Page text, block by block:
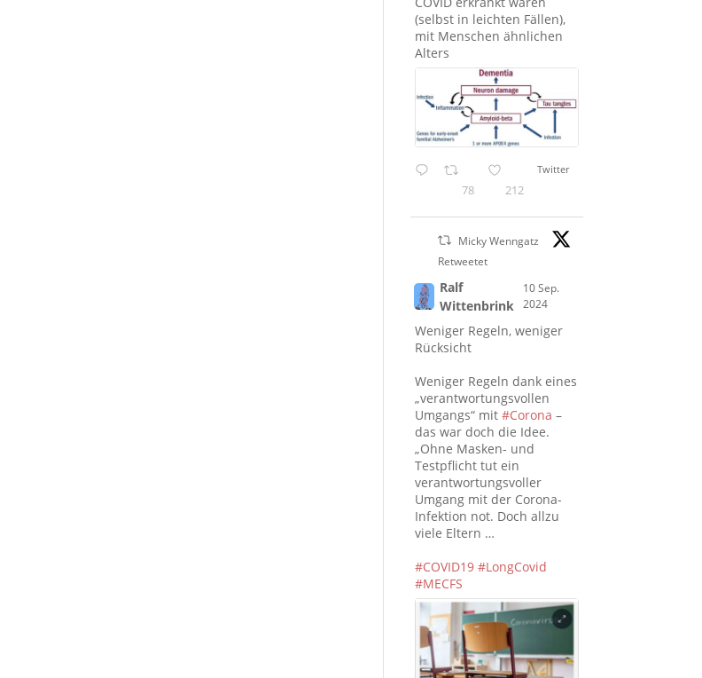
(selbst in leichten Fällen),
mit Menschen ähnlichen
Alters
78 212
Twitter
Micky Wenngatz
Retweetet
Ralf
Wittenbrink
10 Sep.
2024
Weniger Regeln, weniger
Rücksicht
Weniger Regeln dank eines
„verantwortungsvollen
Umgangs“ mit#Corona –
das war doch die Idee.
„Ohne Masken- und
Testpflicht tut ein
verantwortungsvoller
Umgang mit der Corona-
Infektion not. Doch allzu
viele Eltern …
#COVID19 #LongCovid
#MECFS